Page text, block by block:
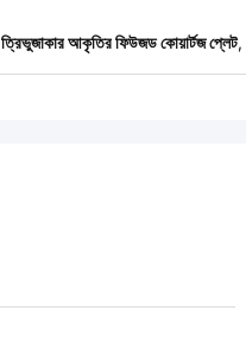
ত্রিভুজাকার আকৃতির ফিউজড কোয়ার্টজ প্লেট,